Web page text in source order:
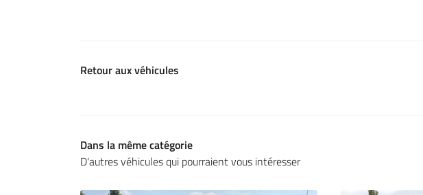
Retour aux véhicules
Dans la même catégorie
D'autres véhicules qui pourraient vous intéresser